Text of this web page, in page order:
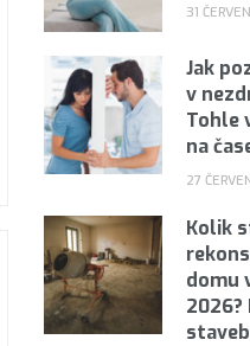
31
Jak
v
Tohle
na
27
Kolik
domu
2026?